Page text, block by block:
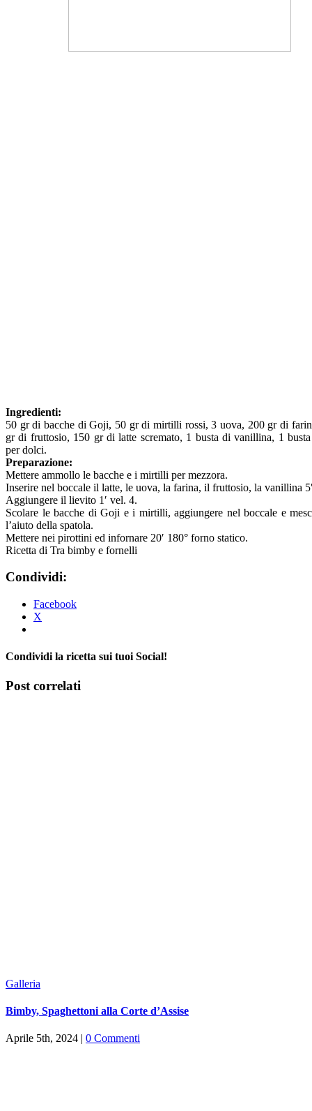
Ingredienti:
50 gr di bacche di Goji, 50 gr di mirtilli rossi, 3 uova, 200 gr di
gr di fruttosio, 150 gr di latte scremato, 1 busta di vanillina, 1
per dolci.
Preparazione:
Mettere ammollo le bacche e i mirtilli per mezzora.
Inserire nel boccale il latte, le uova, la farina, il fruttosio, la vanillina
Aggiungere il lievito 1′ vel. 4.
Scolare le bacche di Goji e i mirtilli, aggiungere nel boccale e
l’aiuto della spatola.
Mettere nei pirottini ed infornare 20′ 180° forno statico.
Ricetta di Tra bimby e fornelli
Condividi:
Facebook
X
Condividi la ricetta sui tuoi Social!
Facebook
X
Tumblr
Pinterest
Post correlati
Galleria
Bimby, Spaghettoni alla Corte d’Assise
Aprile 5th, 2024 | 0 Commenti